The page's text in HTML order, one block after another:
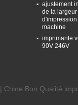
ajustement
de la
machine
imprimante
90V 246V
| Chine Bon Qualité